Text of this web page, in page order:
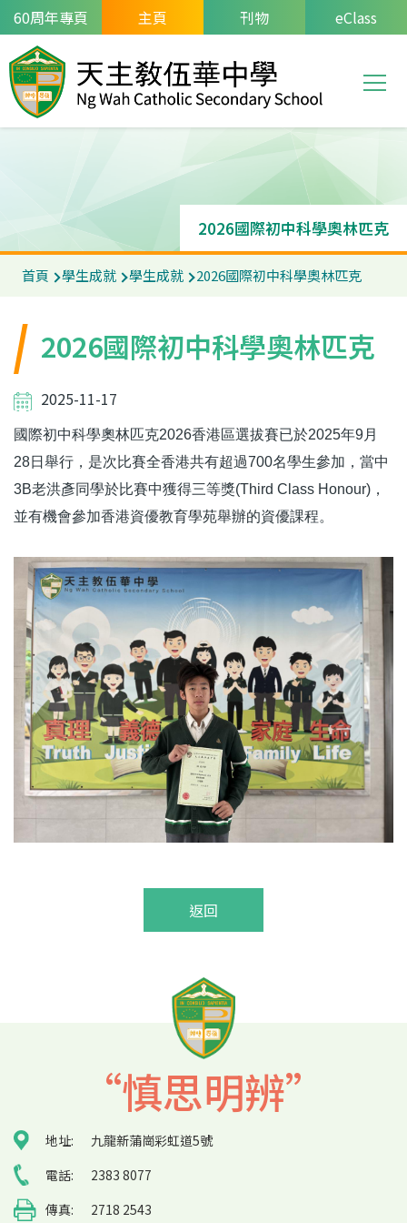
移至主內容
60周年專頁 主頁 刊物 eClass
Main
2026國際初中科學奧林匹克
導
連
結
首頁 學生成就 學生成就 2026國際初中科學奧林匹克
2026國際初中科學奧林匹克
2025-11-17
國際初中科學奧林匹克2026香港區選拔賽已於2025年9月
28日舉行，是次比賽全香港共有超過700名學生參加，當中
3B老洪彥同學於比賽中獲得三等獎(Third Class Honour)，
並有機會參加香港資優教育學苑舉辦的資優課程。
返回
“慎思明辨”
地址:
九龍新蒲崗彩虹道5號
電話:
2383 8077
傳真:
2718 2543